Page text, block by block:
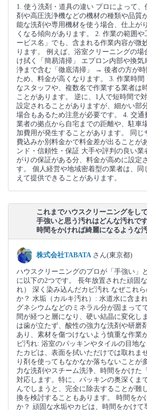
1. 使う洗剤・道具の違い プロによって
剤や高圧洗浄機などの機材の種類や品質
能な洗剤や専用機材を使う場合、仕上が
くなる傾向があります。 2. 作業の範囲
ービス名」でも、含まれる作業内容が微
ります。 例えば、浴室クリーニングの場
け拭く「簡易清掃」 エプロン内部や換気
浄まで含む「徹底清掃」 → 後者の方が時
ため、料金が高くなります。 3. 作業時間
なスタッフや、複数名で作業する業者は
ことがあります。 逆に、1人で短時間で
設定されることがありますが、細かい部
場合もあるため注意が必要です。 4. 交通
業者の拠点から自宅までの距離や、駐車
加費用が発生することがあります。 同じ
費込みか別料金かで料金差が出ることが
ンド・信頼性・保証 大手や評判の良い業
がりの保証がある分、料金が高めに設定
す。 個人経営や地域密着型の業者は、同
えて提供できることがあります。
これまでハウスクリーニングをし
手強いと思う汚れはどんな汚れで
時間をかければ綺麗になるような
株式会社TABATA さん(東京都)
ハウスクリーニングのプロが「手強い」
に以下の2つです。 長年放置された頑固
れ） 深く染み込んだカビ汚れ なぜこれ
か？ 水垢（カルキ汚れ）: 水道水に含ま
グネシウムなどのミネラル分が固まって
間が経つと層になり、硬い結晶に変化し
は歯が立たず、酸性の強力な洗剤や研磨
あり、素材を傷つけないよう慎重な作業
ビ汚れ: 浴室のパッキンやタイルの目地
たカビは、表面を拭いただけでは取れま
り剤を使ってもなかなか落ちないことが
力な洗剤やスチーム洗浄、時間をかけた
対応します。特に、パッキンの奥深くま
んでしまうと、完全に除去することが難
換を検討することもあります。 時間をか
か？ 頑固な水垢やカビは、時間をかけて